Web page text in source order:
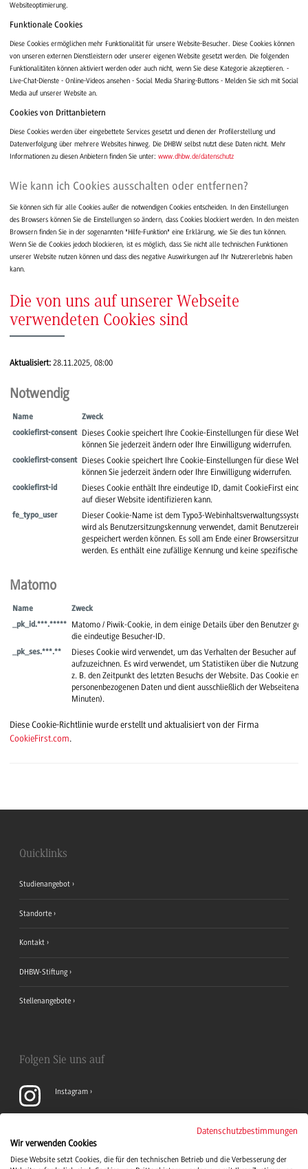
Websiteoptimierung.
Funktionale Cookies
Diese Cookies ermöglichen mehr Funktionalität für unsere Website-Besucher. Diese Cookies können
von unseren externen Dienstleistern oder unserer eigenen Website gesetzt werden. Die folgenden
Funktionalitäten können aktiviert werden oder auch nicht, wenn Sie diese Kategorie akzeptieren. -
Live-Chat-Dienste - Online-Videos ansehen - Social Media Sharing-Buttons - Melden Sie sich mit Social
Media auf unserer Website an.
Cookies von Drittanbietern
Diese Cookies werden über eingebettete Services gesetzt und dienen der Profilerstellung und
Datenverfolgung über mehrere Websites hinweg. Die DHBW selbst nutzt diese Daten nicht. Mehr
Informationen zu diesen Anbietern finden Sie unter: www.dhbw.de/datenschutz
Wie kann ich Cookies ausschalten oder entfernen?
Sie können sich für alle Cookies außer die notwendigen Cookies entscheiden. In den Einstellungen
des Browsers können Sie die Einstellungen so ändern, dass Cookies blockiert werden. In den meisten
Browsern finden Sie in der sogenannten "Hilfe-Funktion" eine Erklärung, wie Sie dies tun können.
Wenn Sie die Cookies jedoch blockieren, ist es möglich, dass Sie nicht alle technischen Funktionen
unserer Website nutzen können und dass dies negative Auswirkungen auf Ihr Nutzererlebnis haben
kann.
Die von uns auf unserer Webseite
verwendeten Cookies sind
Aktualisiert: 28.11.2025, 08:00
Notwendig
Name
Zweck
cookiefirst-consent
Dieses Cookie speichert Ihre Cookie-Einstellungen für diese
können Sie jederzeit ändern oder Ihre Einwilligung widerrufen.
cookiefirst-consent
Dieses Cookie speichert Ihre Cookie-Einstellungen für diese
können Sie jederzeit ändern oder Ihre Einwilligung widerrufen.
cookiefirst-id
Dieses Cookie enthält Ihre eindeutige ID, damit CookieFirst
auf dieser Website identifizieren kann.
fe_typo_user
Dieser Cookie-Name ist dem Typo3-
wird als Benutzersitzungskennung verwendet, damit
gespeichert werden können. Es soll am Ende einer Browsersitzung
werden. Es enthält eine zufällige Kennung und keine spezifischen
Matomo
Name
Zweck
_pk_id.***.*****
Matomo / Piwik-Cookie, in dem einige Details über den Benutzer
die eindeutige Besucher-ID.
_pk_ses.***.**
Dieses Cookie wird verwendet, um das Verhalten der Besucher auf
aufzuzeichnen. Es wird verwendet, um Statistiken über die Nutzung
z. B. den Zeitpunkt des letzten Besuchs der Website. Das Cookie
personenbezogenen Daten und dient ausschließlich der
Minuten).
Diese Cookie-Richtlinie wurde erstellt und aktualisiert von der Firma
CookieFirst.com.
Quicklinks
Studienangebot
Standorte
Kontakt
DHBW-Stiftung
Stellenangebote
Folgen Sie uns auf
Instagram
LinkedIn
Datenschutzbestimmungen
Wir verwenden Cookies
Diese Website setzt Cookies, die für den technischen Betrieb und die Verbesserung der